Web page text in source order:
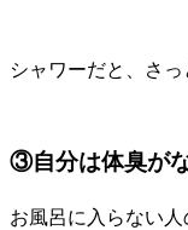
シャワーだと、さ
③自分は体臭が
お風呂に入らない